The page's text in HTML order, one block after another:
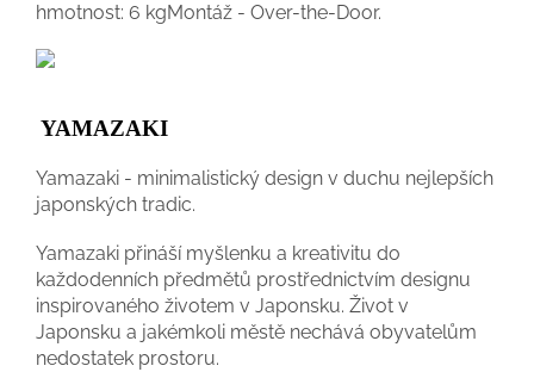
hmotnost: 6 kgMontáž - Over-the-Door.
YAMAZAKI
Yamazaki - minimalistický design v duchu nejlepších
japonských tradic.
Yamazaki přináší myšlenku a kreativitu do
každodenních předmětů prostřednictvím designu
inspirovaného životem v Japonsku. Život v
Japonsku a jakémkoli městě nechává obyvatelům
nedostatek prostoru.